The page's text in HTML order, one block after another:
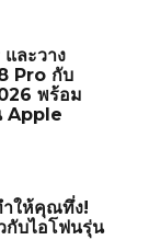
ละวาง
Pro กับ
พร้อม
Apple
ให้คุณทึ่ง!
กับไอโฟนรุ่น